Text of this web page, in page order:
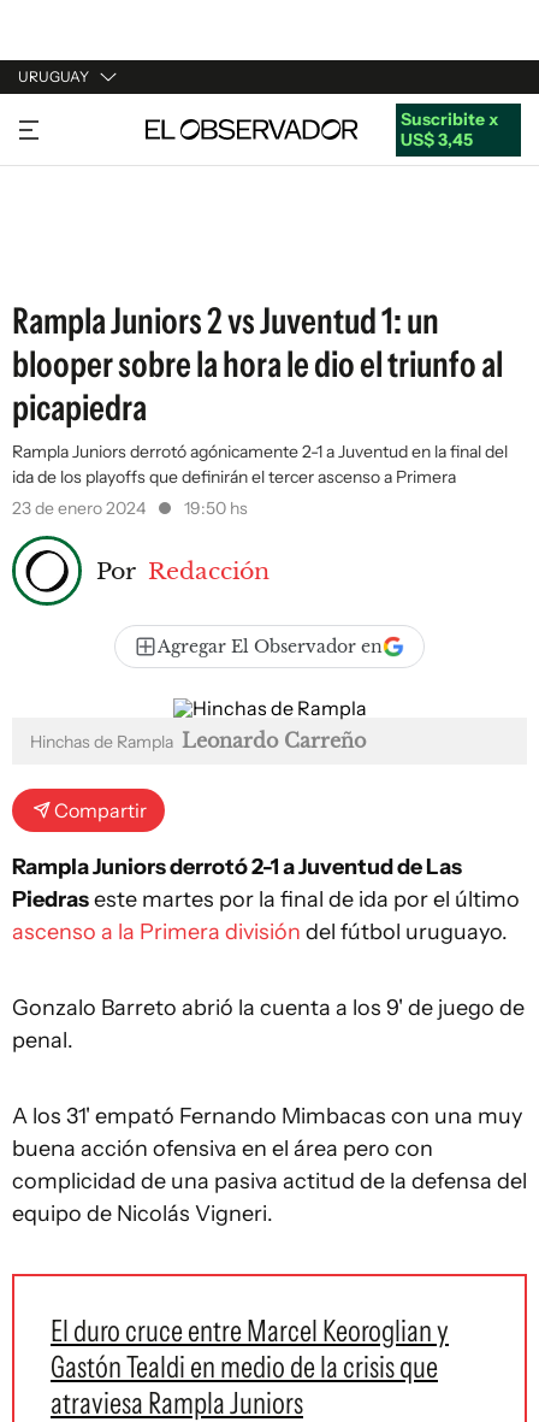
URUGUAY
URUGUAY
ARGENTINA
Suscribite x
US$ 3,45
Rampla Juniors 2 vs Juventud 1: un
blooper sobre la hora le dio el triunfo al
picapiedra
Rampla Juniors derrotó agónicamente 2-1 a Juventud en la final del
ida de los playoffs que definirán el tercer ascenso a Primera
23 de enero 2024
19:50 hs
Por Redacción
Agregar El Observador en
Hinchas de Rampla Leonardo Carreño
Compartir
Rampla Juniors derrotó 2-1 a Juventud de Las
Piedraseste martes por la final de ida por el último
ascenso a la Primera división del fútbol uruguayo.
Gonzalo Barreto abrió la cuenta a los 9' de juego de
penal.
A los 31' empató Fernando Mimbacas con una muy
buena acción ofensiva en el área pero con
complicidad de una pasiva actitud de la defensa del
equipo de Nicolás Vigneri.
El duro cruce entre Marcel Keoroglian y
Gastón Tealdi en medio de la crisis que
atraviesa Rampla Juniors